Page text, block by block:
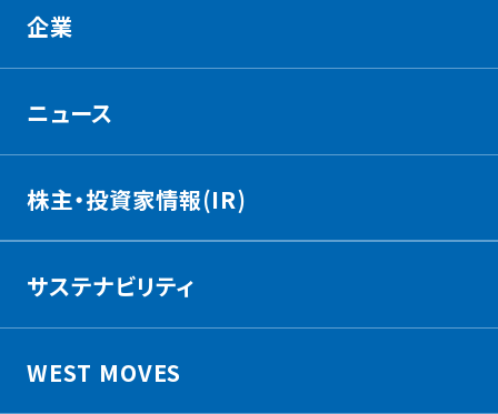
企業
ニュース
株主・投資家情報(IR)
サステナビリティ
WEST MOVES